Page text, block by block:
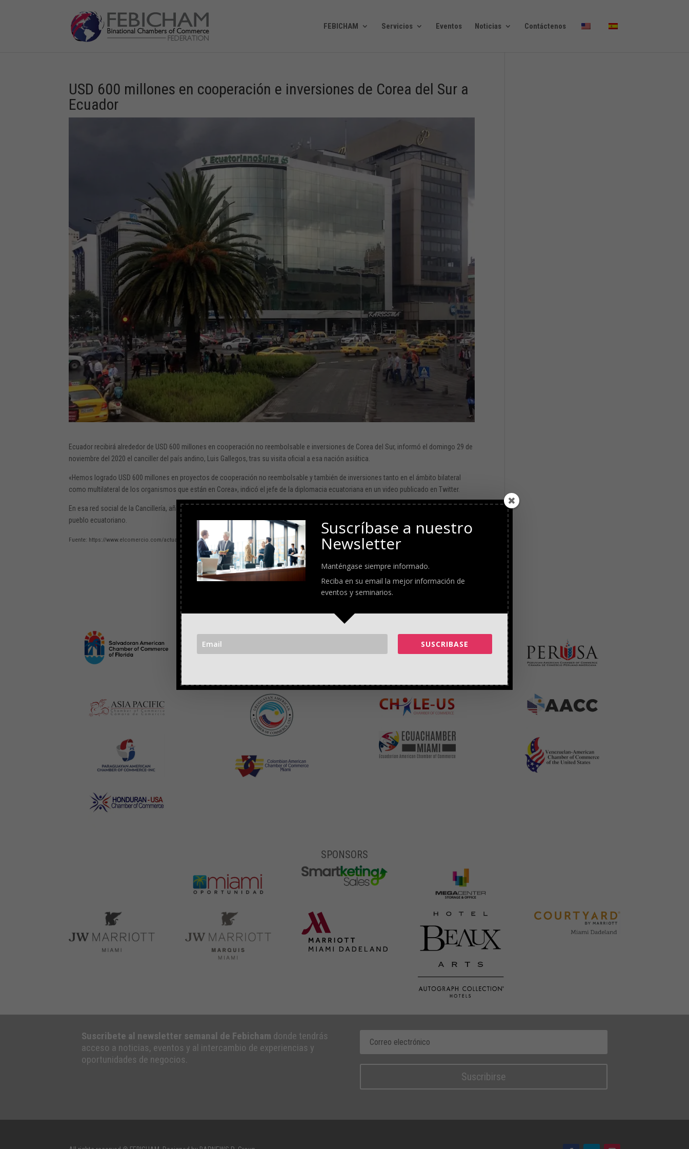
FEBICHAM Servicios Eventos Noticias Contáctenos
USD 600 millones en cooperación e inversiones de Corea del Sur a
Ecuador
Ecuador recibirá alrededor de USD 600 millones en cooperación no reembolsable e inversiones de Corea del Sur, informó el domingo 29 de
noviembre del 2020 el canciller del país andino, Luis Gallegos, tras su visita oficial a esa nación asiática.
«Hemos logrado USD 600 millones en proyectos de cooperación no reembolsable y también de inversiones tanto en el ámbito bilateral
como multilateral de los organismos que están en Corea», indicó el jefe de la diplomacia ecuatoriana en un video publicado en Twitter.
En esa red social de la Cancillería, añadió que continuarán haciendo los esfuerzos para instrumentar esas líneas para el beneficio del
pueblo ecuatoriano.
Fuente: https://www.elcomercio.com/actualidad/millones-cooperacion-inversiones-corea-ecuador.html
SPONSORS
Suscribete al newsletter semanal de Febicham donde tendrás
acceso a noticias, eventos y al intercambio de experiencias y
oportunidades de negocios.
Suscribirse
Suscríbase a nuestro
Newsletter
Manténgase siempre informado.
Reciba en su email la mejor información de
eventos y seminarios.
SUSCRIBASE